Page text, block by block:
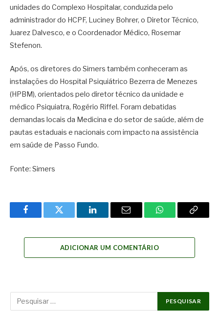
unidades do Complexo Hospitalar, conduzida pelo
administrador do HCPF, Luciney Bohrer, o Diretor Técnico,
Juarez Dalvesco, e o Coordenador Médico, Rosemar
Stefenon.
Após, os diretores do Simers também conheceram as
instalações do Hospital Psiquiátrico Bezerra de Menezes
(HPBM), orientados pelo diretor técnico da unidade e
médico Psiquiatra, Rogério Riffel. Foram debatidas
demandas locais da Medicina e do setor de saúde, além de
pautas estaduais e nacionais com impacto na assistência
em saúde de Passo Fundo.
Fonte: Simers
FacebookTwitter LinkedInEmail WhatsAppCopy
ADICIONAR UM COMENTÁRIO